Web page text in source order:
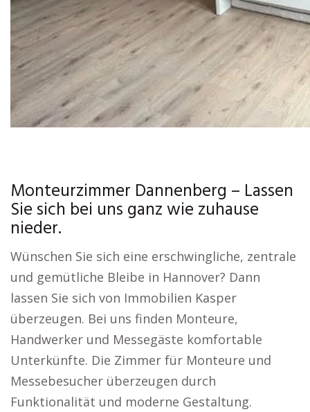
Monteurzimmer Dannenberg – Lassen
Sie sich bei uns ganz wie zuhause
nieder.
Wünschen Sie sich eine erschwingliche, zentrale
und gemütliche Bleibe in Hannover? Dann
lassen Sie sich von Immobilien Kasper
überzeugen. Bei uns finden Monteure,
Handwerker und Messegäste komfortable
Unterkünfte. Die Zimmer für Monteure und
Messebesucher überzeugen durch
Funktionalität und moderne Gestaltung.